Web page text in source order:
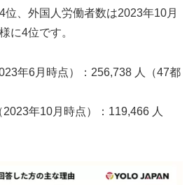
位、外国人労働者数は2023年10月
に4位です。
年6月時点）：256,738 人（47都
2023年10月時点）：119,466 人